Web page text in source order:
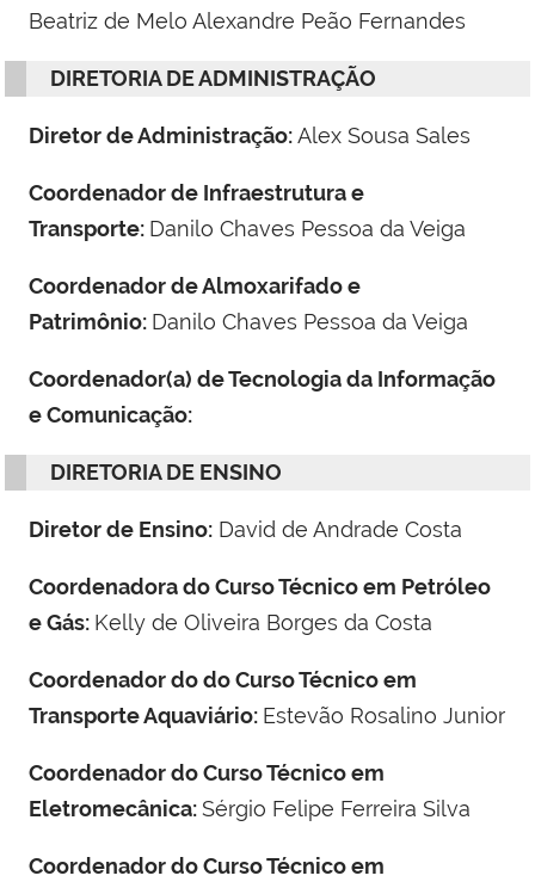
Beatriz de Melo Alexandre Peão Fernandes
DIRETORIA DE ADMINISTRAÇÃO
Diretor de Administração:Alex Sousa Sales
Coordenador de Infraestrutura e
Transporte: Danilo Chaves Pessoa da Veiga
Coordenador de Almoxarifado e
Patrimônio: Danilo Chaves Pessoa da Veiga
Coordenador(a) de Tecnologia da Informação
e Comunicação:
DIRETORIA DE ENSINO
Diretor de Ensino: David de Andrade Costa
Coordenadora do Curso Técnico em Petróleo
e Gás: Kelly de Oliveira Borges da Costa
Coordenador do do Curso Técnico em
Transporte Aquaviário: Estevão Rosalino Junior
Coordenador do Curso Técnico em
Eletromecânica:Sérgio Felipe Ferreira Silva
Coordenador do Curso Técnico em